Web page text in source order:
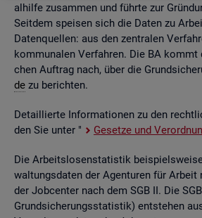
al­hil­fe zu­sam­men und führ­te zur
Seit­dem spei­sen sich die Daten zu
Da­ten­quel­len: aus den zen­tra­len
kom­mu­na­len Ver­fah­ren. Die BA
chen Auf­trag nach, über die
de zu be­rich­ten.
De­tail­lier­te In­for­ma­tio­nen zu den
den Sie unter "
Ge­set­ze und
Die Ar­beits­lo­sen­sta­tis­tik
wal­tungs­da­ten der Agen­tu­ren für Ar­beit
der Job­cen­ter nach dem SGB II. Die
Grund­si­che­rungs­sta­tis­tik) ent­ste­hen